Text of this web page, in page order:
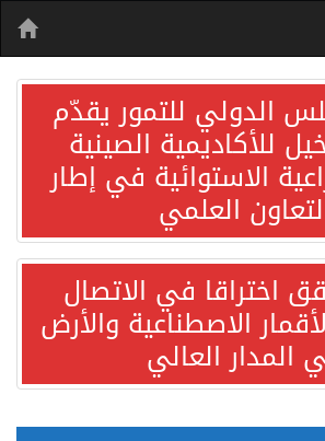
الدولي للتمور يقدّم
للأكاديمية الصينية
الاستوائية في إطار
العلمي
اختراقا في الاتصال
الاصطناعية والأرض
المدار العالي